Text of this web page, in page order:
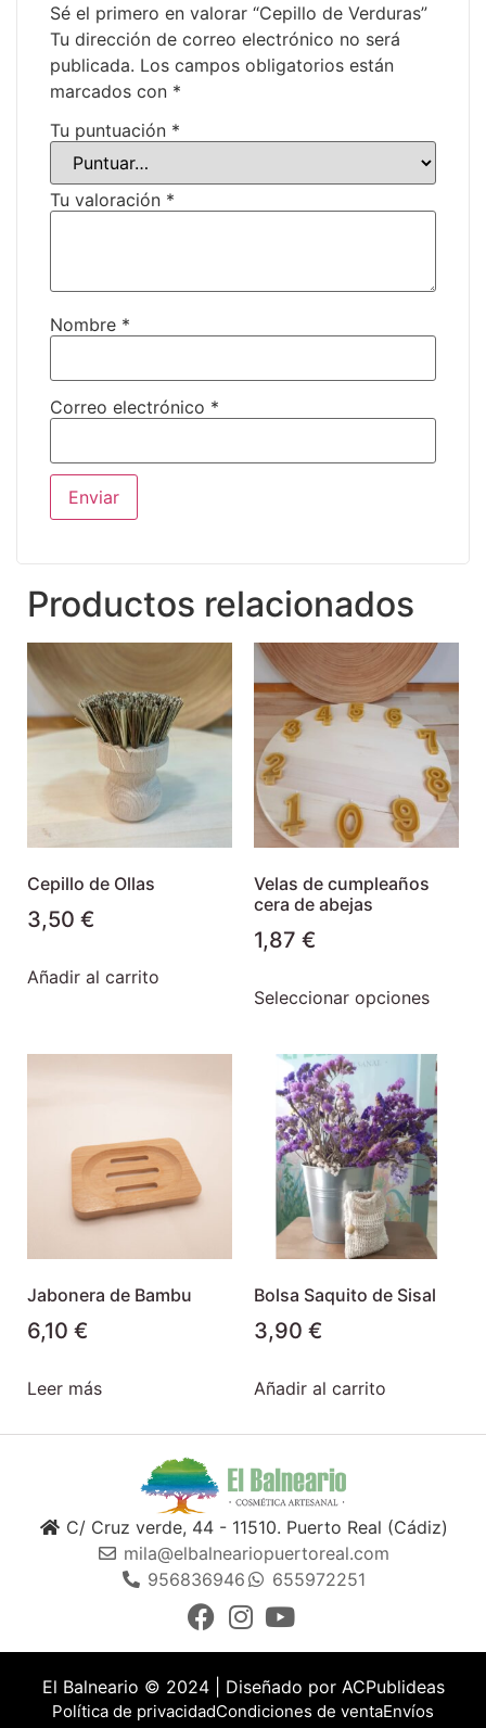
Sé el primero en valorar “Cepillo de Verduras”
Tu dirección de correo electrónico no será
publicada. Los campos obligatorios están
marcados con *
Tu puntuación *
Tu valoración *
Nombre *
Correo electrónico *
Productos relacionados
Cepillo de Ollas
3,50 €
Añadir al carrito
Velas de cumpleaños
cera de abejas
1,87 €
Seleccionar opciones
Jabonera de Bambu
6,10 €
Leer más
Bolsa Saquito de Sisal
3,90 €
Añadir al carrito
C/ Cruz verde, 44 - 11510. Puerto Real (Cádiz)
mila@elbalneariopuertoreal.com
956836946
655972251
El Balneario © 2024 | Diseñado por ACPublideas
Política de privacidadCondiciones de ventaEnvíos